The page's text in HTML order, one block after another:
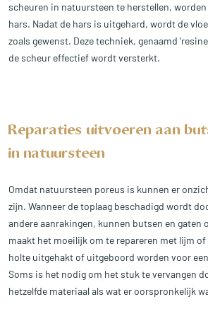
scheuren in natuursteen te herstellen, worden
hars. Nadat de hars is uitgehard, wordt de
zoals gewenst. Deze techniek, genaamd
de scheur effectief wordt versterkt.
Reparaties uitvoeren aan
in natuursteen
Omdat natuursteen poreus is kunnen er
zijn. Wanneer de toplaag beschadigd wordt
andere aanrakingen, kunnen butsen en gaten
maakt het moeilijk om te repareren met lijm
holte uitgehakt of uitgeboord worden voor
Soms is het nodig om het stuk te vervangen
hetzelfde materiaal als wat er oorspronkelijk